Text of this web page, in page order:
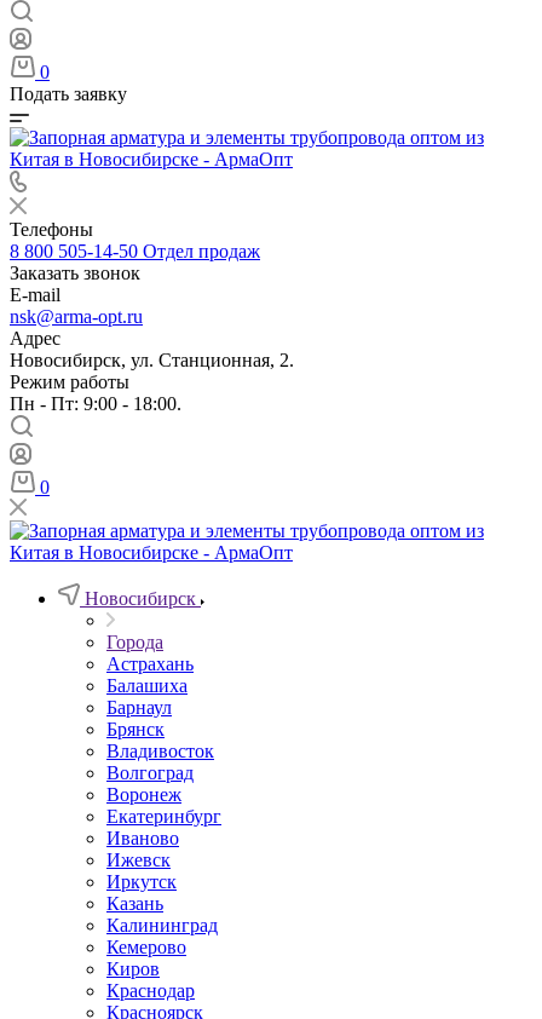
0
Подать заявку
Телефоны
8 800 505-14-50 Отдел продаж
Заказать звонок
E-mail
nsk@arma-opt.ru
Адрес
Новосибирск, ул. Станционная, 2.
Режим работы
Пн - Пт: 9:00 - 18:00.
0
Новосибирск
Города
Астрахань
Балашиха
Барнаул
Брянск
Владивосток
Волгоград
Воронеж
Екатеринбург
Иваново
Ижевск
Иркутск
Казань
Калининград
Кемерово
Киров
Краснодар
Красноярск